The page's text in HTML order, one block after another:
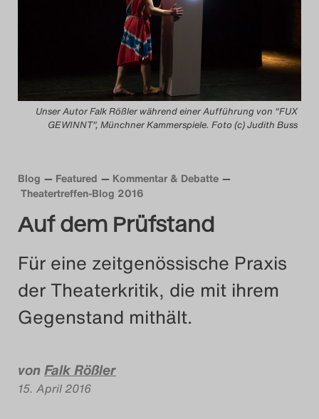
Das Theatertreffen-Blog
2014
Das Theatertreffen-Blog
2015
2016
Das Theatertreffen-Blog
Das Theatertreffen-Blog
2018
2018 Alumni
Unser Autor Falk Rößler während einer Aufführung von "FUX
GEWINNT", Münchner Kammerspiele. Foto (c) Judith Buss
Blog Featured
Kommentar & Debatte
Theatertreffen-Blog 2016
Auf dem Prüfstand
Für eine zeitgenössische Praxis
der Theaterkritik, die mit ihrem
Gegenstand mithält.
vonFalk Rößler
15. April 2016